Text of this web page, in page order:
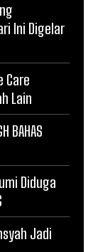
Ini Digelar
Care
Lain
BAHAS
Diduga
Jadi